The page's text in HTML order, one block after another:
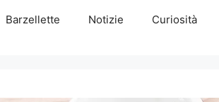
Barzellette Notizie Curiosità